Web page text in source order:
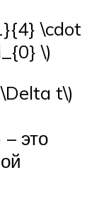
\cdot
\)
t\)
это